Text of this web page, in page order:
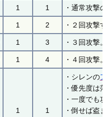
1 1 ・通常攻撃
1 2 ・２回攻
1 3 ・３回攻
1 4 ・４回攻
1 1
・シレンの
・優先度は
・一度で
・倒せば盗